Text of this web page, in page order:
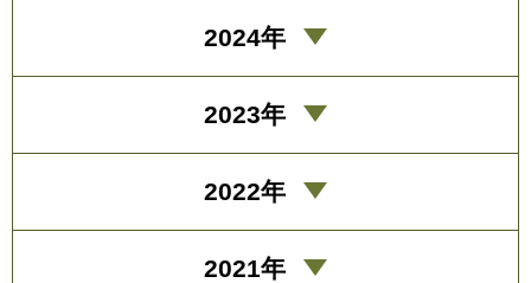
2024年
2023年
2022年
2021年